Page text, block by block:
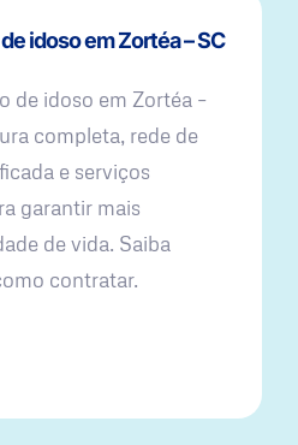
idoso em Zortéa – SC
de idoso em Zortéa –
completa, rede de
e serviços
garantir mais
de vida. Saiba
contratar.